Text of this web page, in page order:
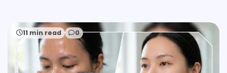
11 min read 0